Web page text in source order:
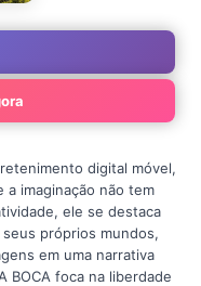
digital móvel,
imaginação não tem
ele se destaca
próprios mundos,
em uma narrativa
BOCA foca na liberdade